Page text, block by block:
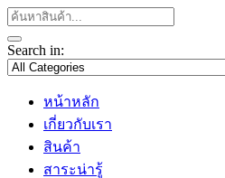
Search in:
หน้าหลัก
เกี่ยวกับเรา
สินค้า
สาระน่ารู้